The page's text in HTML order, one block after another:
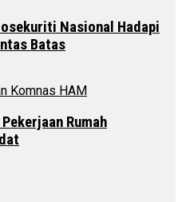
Nasional Hadapi
Batas
Rumah